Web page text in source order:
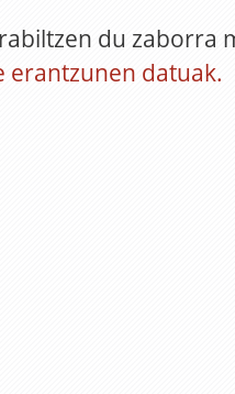
du zaborra
erantzunen datuak.